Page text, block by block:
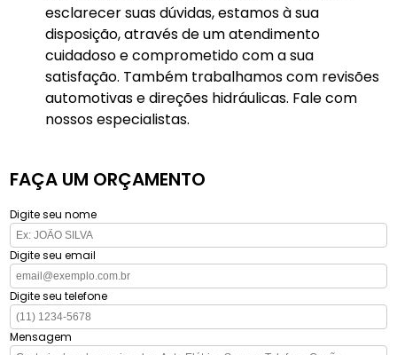
esclarecer suas dúvidas, estamos à sua
disposição, através de um atendimento
cuidadoso e comprometido com a sua
satisfação. Também trabalhamos com revisões
automotivas e direções hidráulicas. Fale com
nossos especialistas.
FAÇA UM ORÇAMENTO
Digite seu nome
Digite seu email
Digite seu telefone
Mensagem